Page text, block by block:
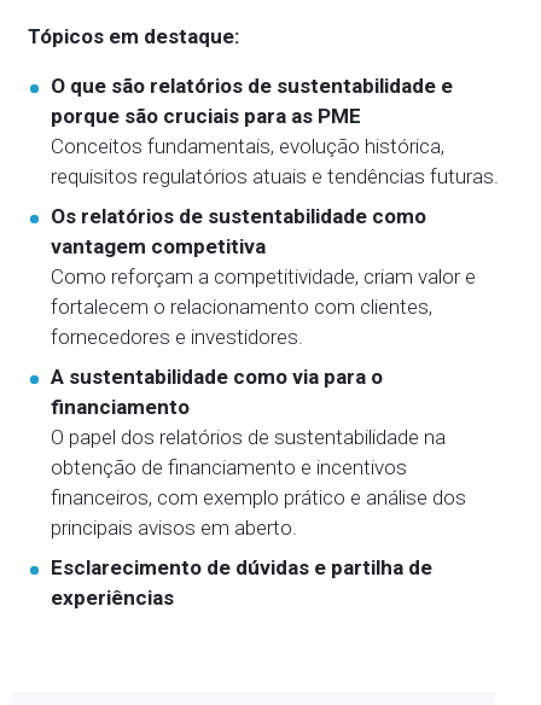
Tópicos em destaque:
O que são relatórios de sustentabilidade e
porque são cruciais para as PME
Conceitos fundamentais, evolução histórica,
requisitos regulatórios atuais e tendências futuras.
Os relatórios de sustentabilidade como
vantagem competitiva
Como reforçam a competitividade, criam valor e
fortalecem o relacionamento com clientes,
fornecedores e investidores.
A sustentabilidade como via para o
financiamento
O papel dos relatórios de sustentabilidade na
obtenção de financiamento e incentivos
financeiros, com exemplo prático e análise dos
principais avisos em aberto.
Esclarecimento de dúvidas e partilha de
experiências